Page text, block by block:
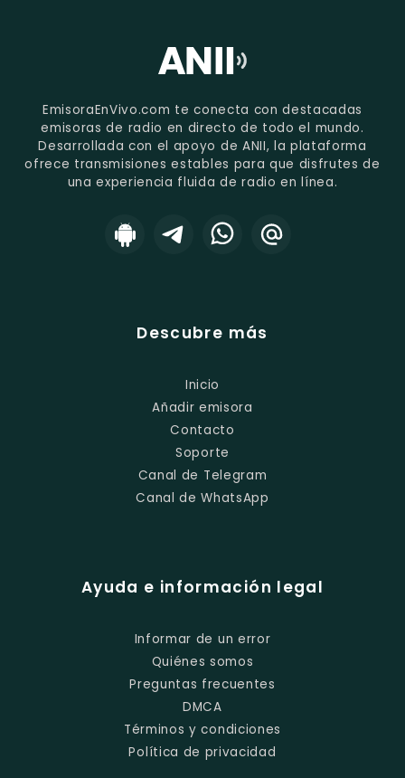
EmisoraEnVivo.com te conecta con destacadas
emisoras de radio en directo de todo el mundo.
Desarrollada con el apoyo de ANII, la plataforma
ofrece transmisiones estables para que disfrutes de
una experiencia fluida de radio en línea.
Descubre más
Inicio
Añadir emisora
Contacto
Soporte
Canal de Telegram
Canal de WhatsApp
Ayuda e información legal
Informar de un error
Quiénes somos
Preguntas frecuentes
DMCA
Términos y condiciones
Política de privacidad